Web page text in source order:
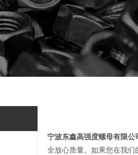
宁波东鑫高强度螺母有限公
全放心质量。如果您在我